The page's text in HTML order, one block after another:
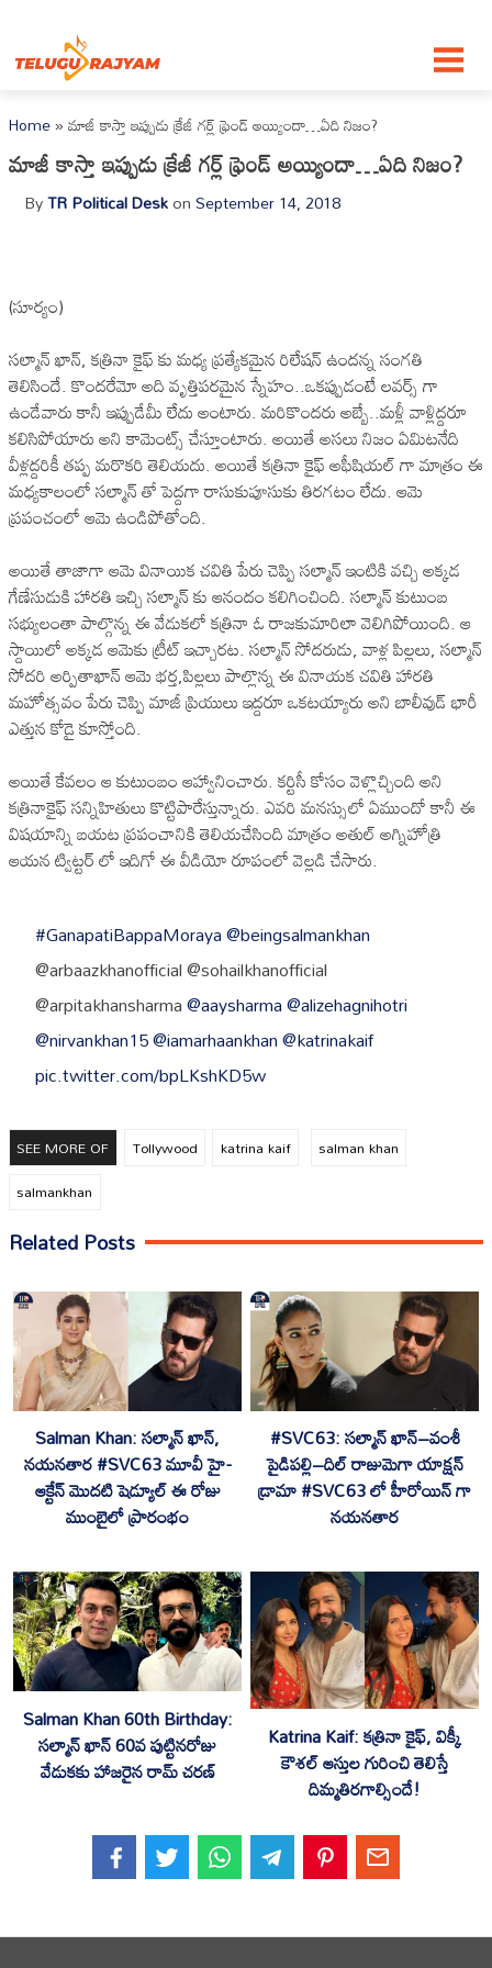
Home»మాజీ కాస్తా ఇప్పుడు క్రేజీ గర్ల్ ఫ్రెండ్ అయ్యిందా…ఏది నిజం?
మాజీ కాస్తా ఇప్పుడు క్రేజీ గర్ల్ ఫ్రెండ్ అయ్యిందా…ఏది నిజం?
ByTR Political DeskonSeptember 14, 2018
(సూర్యం)
సల్మాన్ ఖాన్, కత్రినా కైఫ్ కు మధ్య ప్రత్యేకమైన రిలేషన్ ఉందన్న సంగతి
తెలిసిందే. కొందరేమో అది వృత్తిపరమైన స్నేహం..ఒకప్పుడంటే లవర్స్ గా
ఉండేవారు కానీ ఇప్పుడేమీ లేదు అంటారు. మరికొందరు అబ్బే..మళ్లీ వాళ్లిద్దరూ
కలిసిపోయారు అని కామెంట్స్ చేస్తూంటారు. అయితే అసలు నిజం ఏమిటనేది
వీళ్లద్దరికీ తప్ప మరొకరి తెలియదు. అయితే కత్రినా కైఫ్ అఫీషియల్ గా మాత్రం ఈ
మధ్యకాలంలో సల్మాన్ తో పెద్దగా రాసుకుపూసుకు తిరగటం లేదు. ఆమె
ప్రపంచంలో ఆమె ఉండిపోతోంది.
అయితే తాజాగా ఆమె వినాయిక చవితి పేరు చెప్పి సల్మాన్ ఇంటికి వచ్చి అక్కడ
గేణేసుడుకి హారతి ఇచ్చి సల్మాన్ కు ఆనందం కలిగించింది. సల్మాన్ కుటుంబ
సభ్యులంతా పాల్గొన్న ఈ వేడుకలో కత్రినా ఓ రాజకుమారిలా వెలిగిపోయింది. ఆ
స్దాయిలో అక్కడ ఆమెకు ట్రీట్ ఇచ్చారట. సల్మాన్ సోదరుడు, వాళ్ల పిల్లలు, సల్మాన్
సోదరి అర్పితాఖాన్ ఆమె భర్త,పిల్లలు పాల్లొన్న ఈ వినాయక చవితి హారతి
మహోత్సవం పేరు చెప్పి మాజీ ప్రియులు ఇద్దరూ ఒకటయ్యారు అని బాలీవుడ్ భారీ
ఎత్తున కోడై కూస్తోంది.
అయితే కేవలం ఆ కుటుంబం ఆహ్వానించారు. కర్టిసీ కోసం వెళ్లొచ్చింది అని
కత్రినాకైఫ్ సన్నిహితులు కొట్టిపారేస్తున్నారు. ఎవరి మనస్సులో ఏముందో కానీ ఈ
విషయాన్ని బయట ప్రపంచానికి తెలియచేసింది మాత్రం అతుల్ అగ్నిహోత్రి
ఆయన ట్విట్టర్ లో ఇదిగో ఈ వీడియో రూపంలో వెల్లడి చేసారు.
#GanapatiBappaMoraya@beingsalmankhan
@arbaazkhanofficial @sohailkhanofficial
@arpitakhansharma@aaysharma@alizehagnihotri
@nirvankhan15@iamarhaankhan@katrinakaif
pic.twitter.com/bpLKshKD5w
— Atul Agnihotri (@atulreellife) September 13, 2018
SEE MORE OF Tollywood katrina kaif
salman khan
salmankhan
Related Posts
Salman Khan: సల్మాన్ ఖాన్,
నయనతార #SVC63 మూవీ హై-
ఆక్టేన్ మొదటి షెడ్యూల్ ఈ రోజు
ముంబైలో ప్రారంభం
#SVC63: సల్మాన్ ఖాన్–వంశీ
పైడిపల్లి–దిల్ రాజుమెగా యాక్షన్
డ్రామా #SVC63 లో హీరోయిన్ గా
నయనతార
Salman Khan 60th Birthday:
సల్మాన్ ఖాన్ 60వ పుట్టినరోజు
వేడుకకు హాజరైన రామ్ చరణ్
‎Katrina Kaif: కత్రినా కైఫ్, విక్కీ
కౌశల్ ఆస్తుల గురించి తెలిస్తే
దిమ్మతిరగాల్సిందే!